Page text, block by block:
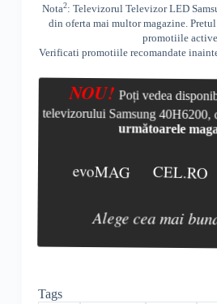
Nota2: Televizorul Televizor LED
din oferta mai multor magazine.
promotiile
Verificati promotiile recomandate
NOU! Poți vedea
televizorului Samsung 40H6200,
următoarele
evoMAG CEL.RO
Alege cea mai
Tags